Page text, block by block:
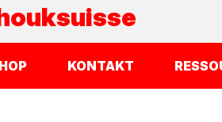
KONTAKT